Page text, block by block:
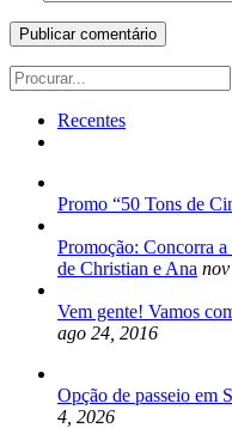
Search
for:
Recentes
Promo “50 Tons de
Promoção: Concorra
de Christian e Ana
Vem gente! Vamos
ago 24, 2016
Opção de passeio em
4, 2026